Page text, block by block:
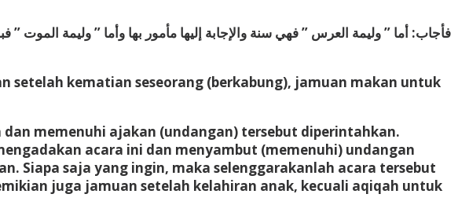
فأجاب: أما ” وليمة العرس ” فهي سنة والإجابة إليها مأمور بها وأما ” وليمة الموت
kematian seseorang (berkabung), jamuan makan untuk
memenuhi ajakan (undangan) tersebut diperintahkan.
acara ini dan menyambut (memenuhi) undangan
Siapa saja yang ingin, maka selenggarakanlah acara tersebut
juga jamuan setelah kelahiran anak, kecuali aqiqah untuk